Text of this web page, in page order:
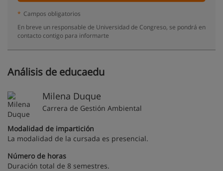
* Campos obligatorios
En breve un responsable de Universidad de Congreso, se pondrá en
contacto contigo para informarte
Análisis de educaedu
Milena Duque
Carrera de Gestión Ambiental
Modalidad de impartición
La modalidad de la cursada es presencial.
Número de horas
Duración total de 8 semestres.